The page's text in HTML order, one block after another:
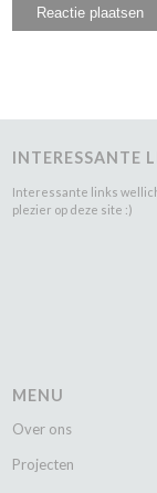
INTERESSANTE
Interessante links
plezier op deze site :)
MENU
Over ons
Projecten